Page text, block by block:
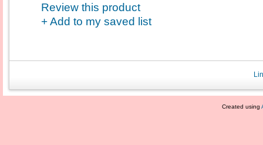
Review this product
+ Add to my saved list
Created using